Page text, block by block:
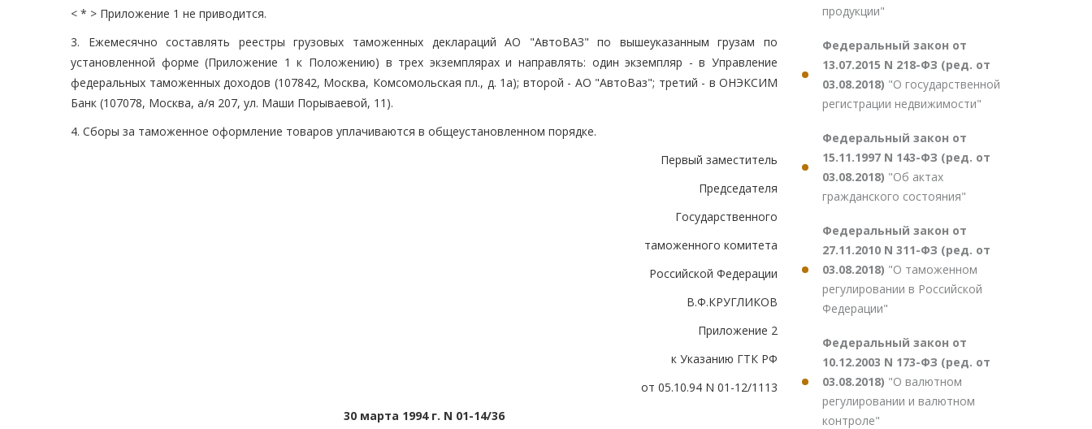
< * > Приложение 1 не приводится.
3. Ежемесячно составлять реестры грузовых таможенных деклараций АО "АвтоВАЗ" по вышеуказанным грузам по
установленной форме (Приложение 1 к Положению) в трех экземплярах и направлять: один экземпляр - в Управление
федеральных таможенных доходов (107842, Москва, Комсомольская пл., д. 1а); второй - АО "АвтоВаз"; третий - в ОНЭКСИМ
Банк (107078, Москва, а/я 207, ул. Маши Порываевой, 11).
4. Сборы за таможенное оформление товаров уплачиваются в общеустановленном порядке.
Первый заместитель
Председателя
Государственного
таможенного комитета
Российской Федерации
В.Ф.КРУГЛИКОВ
Приложение 2
к Указанию ГТК РФ
от 05.10.94 N 01-12/1113
30 марта 1994 г. N 01-14/36
продукции"
Федеральный закон от
13.07.2015 N 218-ФЗ (ред. от
03.08.2018) "О государственной
регистрации недвижимости"
Федеральный закон от
15.11.1997 N 143-ФЗ (ред. от
03.08.2018) "Об актах
гражданского состояния"
Федеральный закон от
27.11.2010 N 311-ФЗ (ред. от
03.08.2018) "О таможенном
регулировании в Российской
Федерации"
Федеральный закон от
10.12.2003 N 173-ФЗ (ред. от
03.08.2018) "О валютном
регулировании и валютном
контроле"